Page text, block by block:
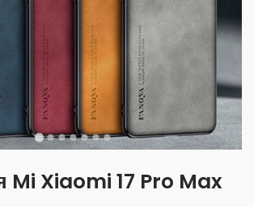
Mi Xiaomi 17 Pro Max